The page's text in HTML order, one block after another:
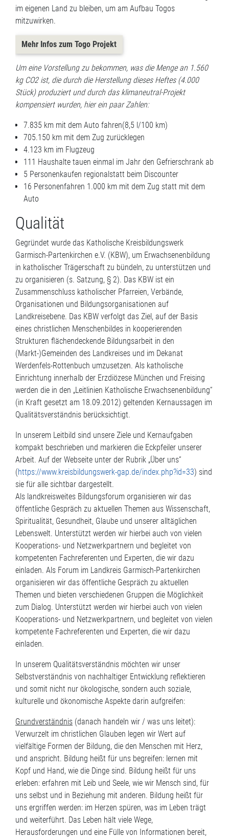
im eigenen Land zu bleiben, um am Aufbau Togos
mitzuwirken.
Mehr Infos zum Togo Projekt
Um eine Vorstellung zu bekommen, was die Menge an 1.560
kg CO2 ist, die durch die Herstellung dieses Heftes (4.000
Stück) produziert und durch das klimaneutral-Projekt
kompensiert wurden, hier ein paar Zahlen:
7.835 km mit dem Auto fahren(8,5 l/100 km)
705.150 km mit dem Zug zurücklegen
4.123 km im Flugzeug
111 Haushalte tauen einmal im Jahr den Gefrierschrank ab
5 Personenkaufen regionalstatt beim Discounter
16 Personenfahren 1.000 km mit dem Zug statt mit dem
Auto
Qualität
Gegründet wurde das Katholische Kreisbildungswerk
Garmisch-Partenkirchen e.V. (KBW), um Erwachsenenbildung
in katholischer Trägerschaft zu bündeln, zu unterstützen und
zu organisieren (s. Satzung, § 2). Das KBW ist ein
Zusammenschluss katholischer Pfarreien, Verbände,
Organisationen und Bildungsorganisationen auf
Landkreisebene. Das KBW verfolgt das Ziel, auf der Basis
eines christlichen Menschenbildes in kooperierenden
Strukturen flächendeckende Bildungsarbeit in den
(Markt-)Gemeinden des Landkreises und im Dekanat
Werdenfels-Rottenbuch umzusetzen. Als katholische
Einrichtung innerhalb der Erzdiözese München und Freising
werden die in den „Leitlinien Katholische Erwachsenenbildung“
(in Kraft gesetzt am 18.09.2012) geltenden Kernaussagen im
Qualitätsverständnis berücksichtigt.
In unserem Leitbild sind unsere Ziele und Kernaufgaben
kompakt beschrieben und markieren die Eckpfeiler unserer
Arbeit. Auf der Webseite unter der Rubrik „Über uns“
(https://www.kreisbildungswerk-gap.de/index.php?id=33) sind
sie für alle sichtbar dargestellt.
Als landkreisweites Bildungsforum organisieren wir das
öffentliche Gespräch zu aktuellen Themen aus Wissenschaft,
Spiritualität, Gesundheit, Glaube und unserer alltäglichen
Lebenswelt. Unterstützt werden wir hierbei auch von vielen
Kooperations- und Netzwerkpartnern und begleitet von
kompetenten Fachreferenten und Experten, die wir dazu
einladen. Als Forum im Landkreis Garmisch-Partenkirchen
organisieren wir das öffentliche Gespräch zu aktuellen
Themen und bieten verschiedenen Gruppen die Möglichkeit
zum Dialog. Unterstützt werden wir hierbei auch von vielen
Kooperations- und Netzwerkpartnern, und begleitet von vielen
kompetente Fachreferenten und Experten, die wir dazu
einladen.
In unserem Qualitätsverständnis möchten wir unser
Selbstverständnis von nachhaltiger Entwicklung reflektieren
und somit nicht nur ökologische, sondern auch soziale,
kulturelle und ökonomische Aspekte darin aufgreifen:
Grundverständnis (danach handeln wir / was uns leitet):
Verwurzelt im christlichen Glauben legen wir Wert auf
vielfältige Formen der Bildung, die den Menschen mit Herz,
und anspricht. Bildung heißt für uns begreifen: lernen mit
Kopf und Hand, wie die Dinge sind. Bildung heißt für uns
erleben: erfahren mit Leib und Seele, wie wir Mensch sind, für
uns selbst und in Beziehung mit anderen. Bildung heißt für
uns ergriffen werden: im Herzen spüren, was im Leben trägt
und weiterführt. Das Leben hält viele Wege,
Herausforderungen und eine Fülle von Informationen bereit,